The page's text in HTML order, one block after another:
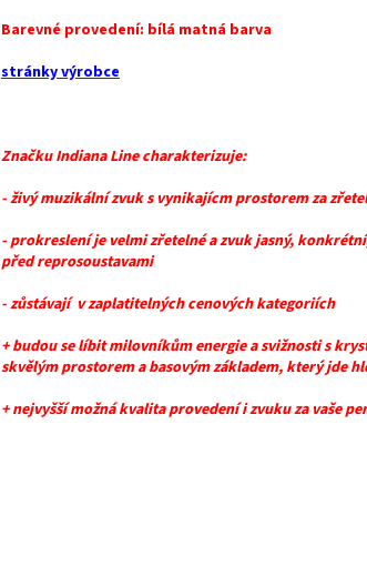
Barevné provedení: bílá matná barva
stránky výrobce
Značku Indiana Line charakterizuje:
- živý muzikální zvuk s vynikajícm prostorem za
- prokreslení je velmi zřetelné a zvuk jasný,
před reprosoustavami
- zůstávají v zaplatitelných cenových kategoriích
+ budou se líbit milovníkům energie a svižnosti s
skvělým prostorem a basovým základem, který jde
+ nejvyšší možná kvalita provedení i zvuku za vaše